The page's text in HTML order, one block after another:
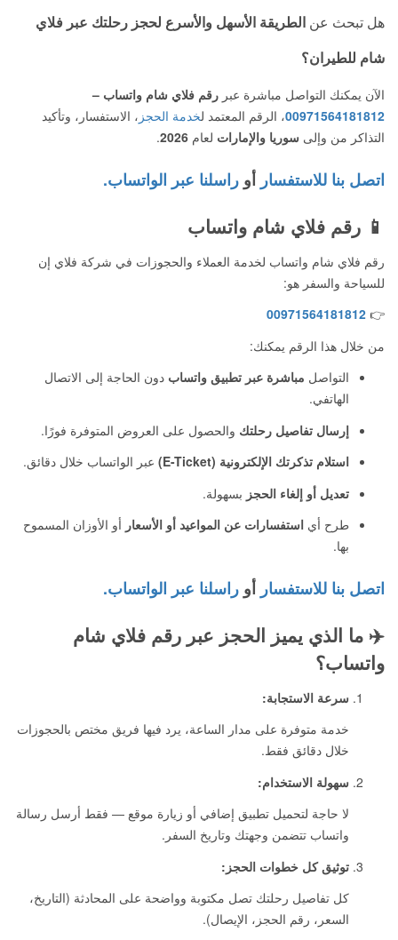
هل تبحث عن الطريقة الأسهل والأسرع لحجز رحلتك عبر فلاي
شام للطيران؟
الآن يمكنك التواصل مباشرة عبر رقم فلاي شام واتساب –
00971564181812، الرقم المعتمد لخدمة الحجز ، الاستفسار، وتأكيد
التذاكر من وإلى سوريا والإمارات لعام 2026
.
اتصل بنا للاستفسار أو راسلنا عبر الواتساب.
📱 رقم فلاي شام واتساب
رقم فلاي شام واتساب لخدمة العملاء والحجوزات في شركة فلاي إن
للسياحة والسفر هو:
👉
00971564181812
من خلال هذا الرقم يمكنك:
التواصل مباشرة عبر تطبيق واتساب دون الحاجة إلى الاتصال
الهاتفي.
إرسال تفاصيل رحلتك والحصول على العروض المتوفرة فورًا.
استلام تذكرتك الإلكترونية (E-Ticket)
عبر الواتساب خلال دقائق.
تعديل أو إلغاء الحجز بسهولة.
طرح أي استفسارات عن المواعيد أو الأسعار أو الأوزان المسموح
بها.
اتصل بنا للاستفسار أو راسلنا عبر الواتساب.
✈️ ما الذي يميز الحجز عبر رقم فلاي شام
واتساب؟
سرعة الاستجابة:
خدمة متوفرة على مدار الساعة، يرد فيها فريق مختص بالحجوزات
خلال دقائق فقط.
سهولة الاستخدام:
لا حاجة لتحميل تطبيق إضافي أو زيارة موقع — فقط أرسل رسالة
واتساب تتضمن وجهتك وتاريخ السفر.
توثيق كل خطوات الحجز:
كل تفاصيل رحلتك تصل مكتوبة وواضحة على المحادثة (التاريخ،
السعر، رقم الحجز، الإيصال).